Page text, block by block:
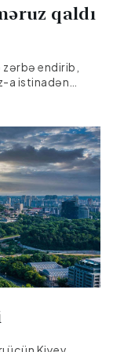
qaldı
endirib,
a istinadən
hərbi
Teleqram
üç nəfər